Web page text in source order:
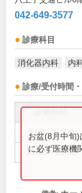
042-649-3577
診療科目
消化器内科 内
診療/受付時間
9:00～12:00
13:30～18:30
お盆(8月中旬
に必ず医療機